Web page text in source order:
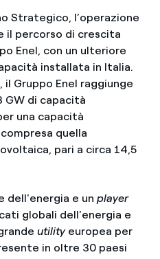
Strategico, l’operazione
il percorso di crescita
Enel, con un ulteriore
installata in Italia.
il Gruppo Enel raggiunge
GW di capacità
una capacità
quella
pari a circa 14,5
dell'energia e un player
globali dell'energia e
utilityeuropea per
in oltre 30 paesi